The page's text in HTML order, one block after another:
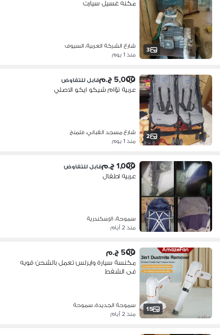
3
مكنه غسيل سيارت
شارع الشركة العربية، السيوف
منذ 1 يوم
2
5,000 ج.م قابل للتفاوض
عربية تؤام شيكو ايكو الاصلي
شارع مسجد القباني، فلمنج
منذ 1 يوم
1,000 ج.م قابل للتفاوض
عربيه اطفال
سموحة، الإسكندرية
منذ 2 أيام
15
500 ج.م
مكنسة سيارة وايرلس تعمل بالشحن قويه
فى الشفط
سموحة الجديدة، سموحة
منذ 2 أيام